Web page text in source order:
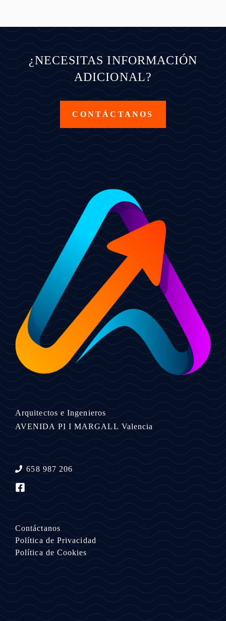
¿NECESITAS INFORMACIÓN
ADICIONAL?
CONTÁCTANOS
Arquitectos e Ingenieros
AVENIDA PI I MARGALL Valencia
658 987 206
Contáctanos
Política de Privacidad
Política de Cookies